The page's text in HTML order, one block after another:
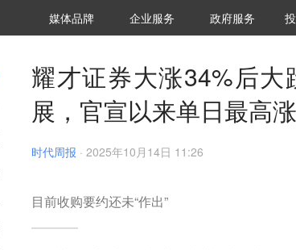
媒体品牌 36Kr研究院
企业服务 城市之窗
政府服务 投资
耀才证券大涨34%后
展，官宣以来单日最高
时代周报 · 2025年10月14日 11:26
目前收购要约还未“作出”